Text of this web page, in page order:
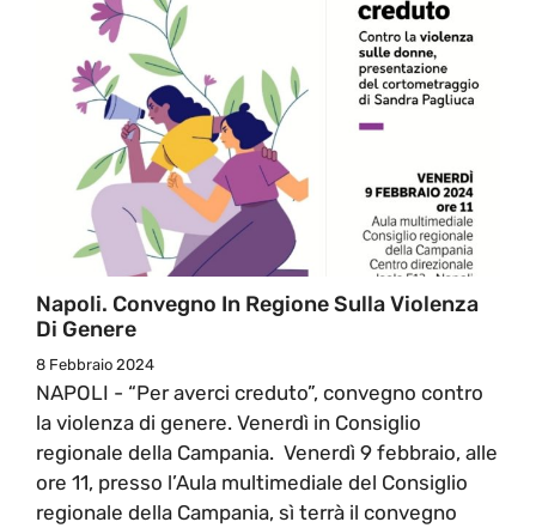
Napoli. Convegno In Regione Sulla Violenza
Di Genere
8 Febbraio 2024
NAPOLI - “Per averci creduto”, convegno contro
la violenza di genere. Venerdì in Consiglio
regionale della Campania. Venerdì 9 febbraio, alle
ore 11, presso l’Aula multimediale del Consiglio
regionale della Campania, sì terrà il convegno